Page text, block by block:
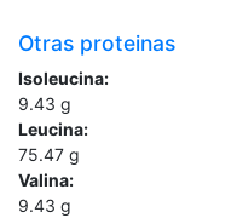
Otras proteinas
Isoleucina:
9.43 g
Leucina:
75.47 g
Valina:
9.43 g